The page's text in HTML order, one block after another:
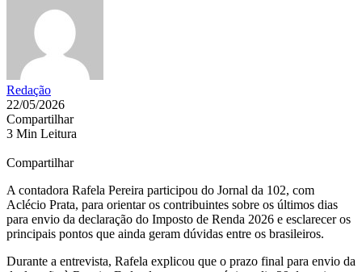
Redação
22/05/2026
Compartilhar
3 Min Leitura
Compartilhar
A contadora Rafela Pereira participou do Jornal da 102, com
Aclécio Prata, para orientar os contribuintes sobre os últimos dias
para envio da declaração do Imposto de Renda 2026 e esclarecer os
principais pontos que ainda geram dúvidas entre os brasileiros.
Durante a entrevista, Rafela explicou que o prazo final para envio da